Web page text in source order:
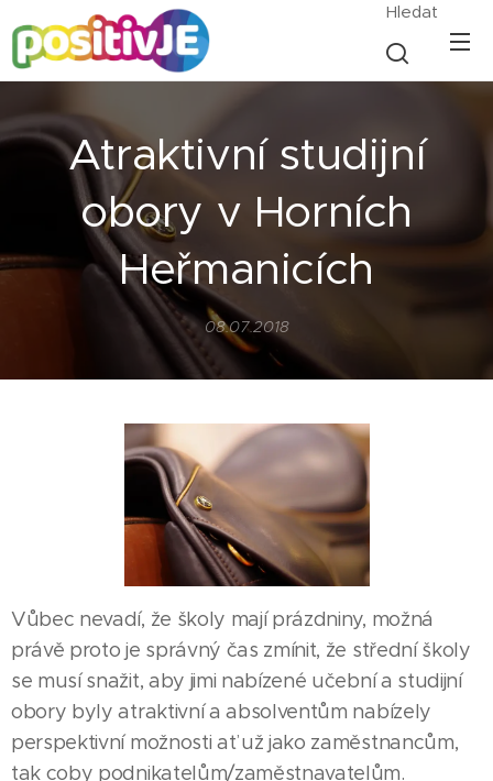
Hledat
Atraktivní studijní
obory v Horních
Heřmanicích
08.07.2018
Vůbec nevadí, že školy mají prázdniny, možná
právě proto je správný čas zmínit, že střední školy
se musí snažit, aby jimi nabízené učební a studijní
obory byly atraktivní a absolventům nabízely
perspektivní možnosti ať už jako zaměstnancům,
tak coby podnikatelům/zaměstnavatelům.